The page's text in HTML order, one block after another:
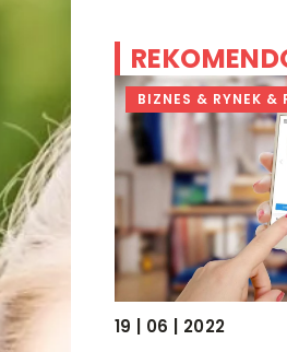
BIZNES & RYNEK &
19 | 06 | 2022